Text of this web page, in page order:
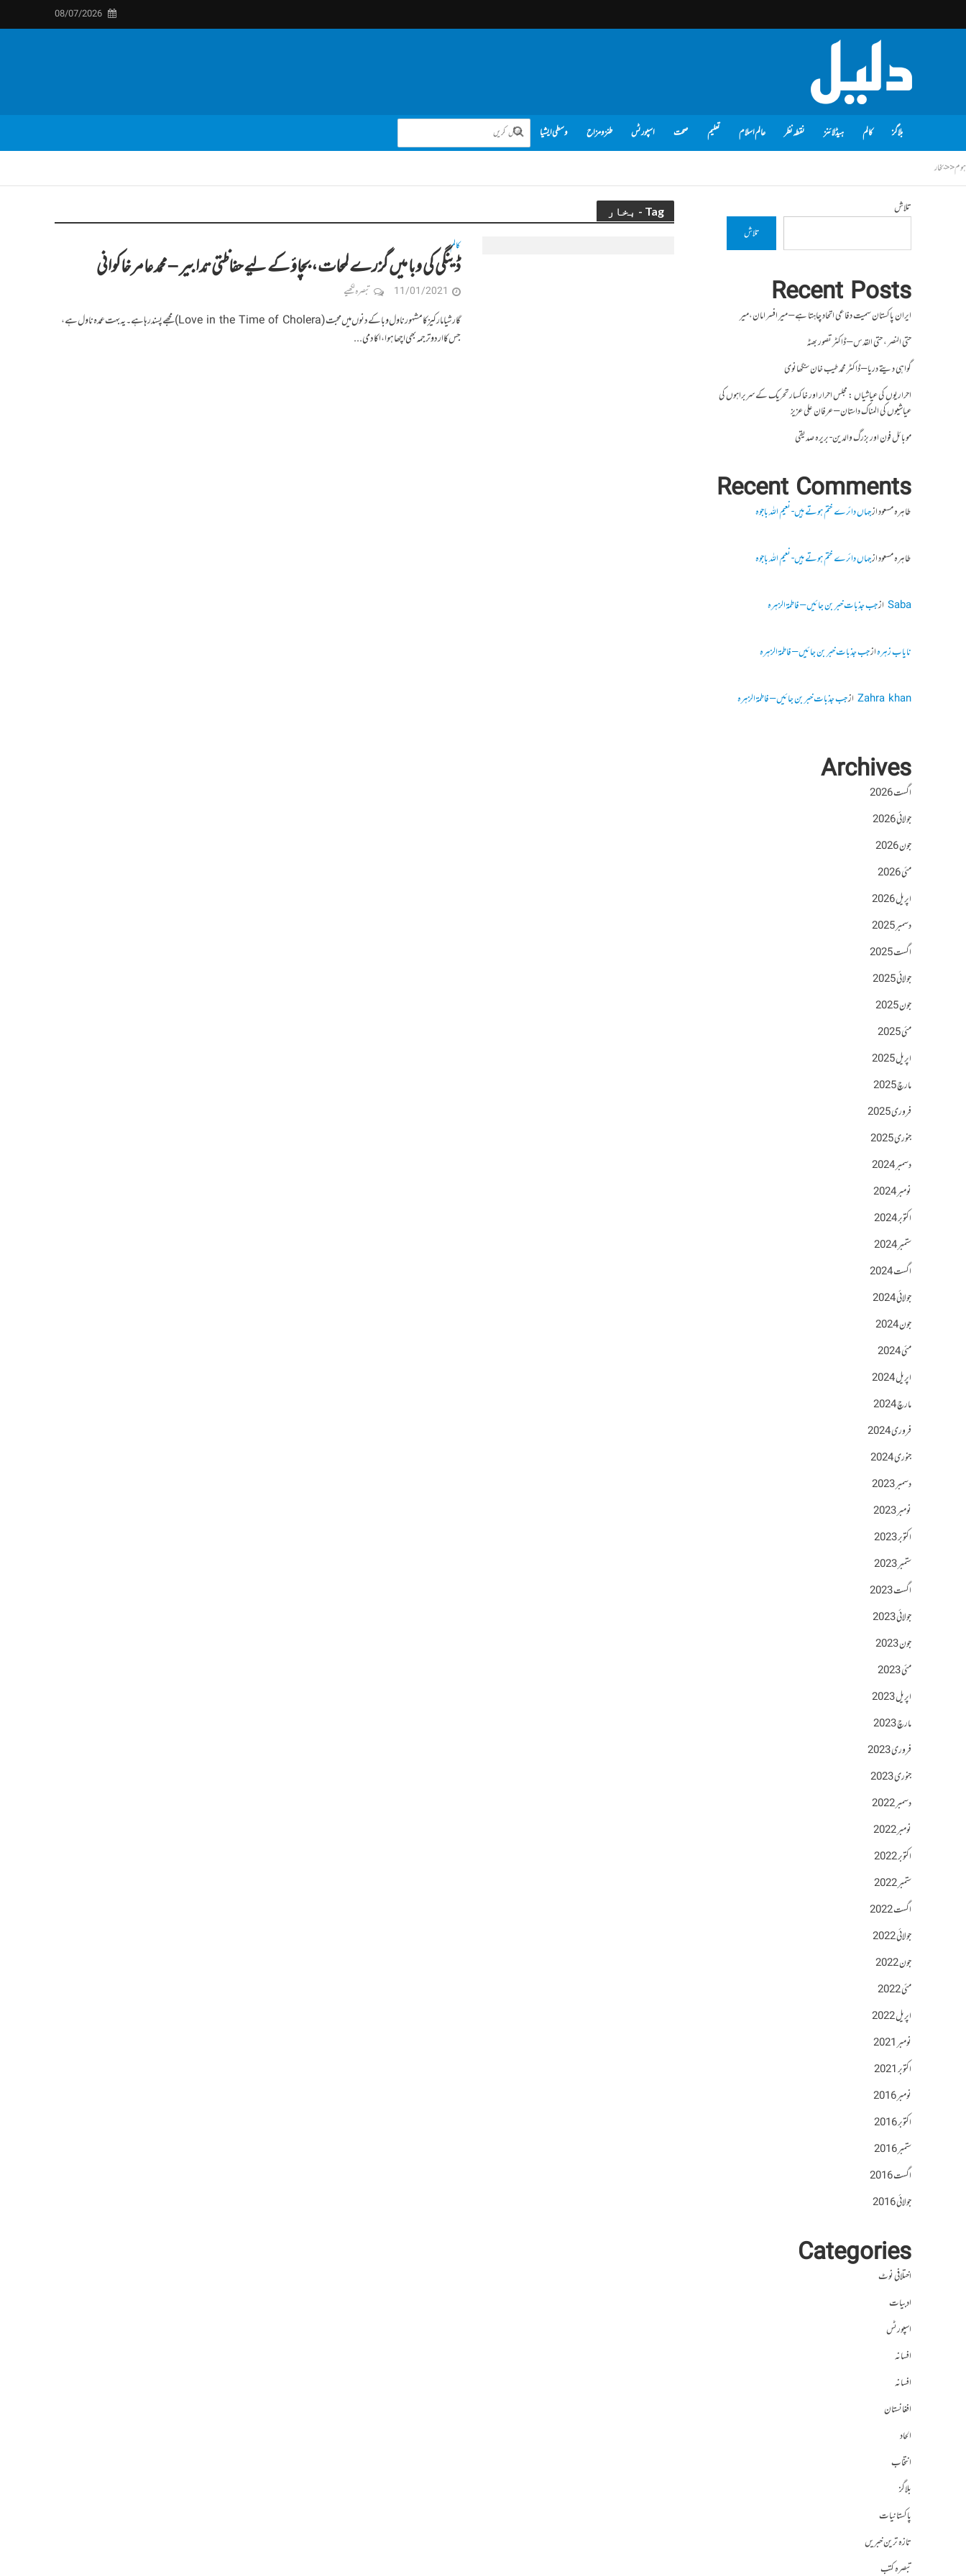
08/07/2026
بلاگز کالم ہیڈلائنز نقطہ نظر عالم اسلام تعلیم صحت اسپورٹس طنز و مزاح وسطی ایشیا
ہوم<<بخار
Tag - بخار
کالم
ڈینگی کی وبا میں گزرے لمحات، بچاؤ کے لیے حفاظتی تدابیر – محمد عامر خاکوانی
11/01/2021 تبصرہ لکھیے
گارشیا مارکیز کا مشہور ناول وبا کے دنوں میں محبت (Love in the Time of Cholera)مجھے پسند رہا ہے۔ یہ بہت عمدہ ناول ہے،
جس کا اردو ترجمہ بھی اچھا ہوا، اکادمی...
تلاش
تلاش
Recent Posts
ایران پاکستان سمیت دفاعی اتحاد چاہتا ہے – میر افسر امان،میر
حتی النصر ، حتی القدس – ڈاکٹر تصور بھٹہ
گواہی دیتے دریا – ڈاکٹر محمد طیب خان سنگھانوی
احراریوں کی عیاشیاں : مجلس احرار اور خاکسار تحریک کے سربراہوں کی
عیاشیوں کی المناک داستان – عرفان علی عزیز
موبائل فون اور بزرگ والدین- بریرہ صدیقی
Recent Comments
طاہرہ مسعودازجہاں دائرے ختم ہوتے ہیں- نعیم اللہ باجوہ
طاہرہ مسعودازجہاں دائرے ختم ہوتے ہیں- نعیم اللہ باجوہ
Sabaازجب جذبات خبر بن جائیں – فاطمۃالزہرہ
نایاب زہرہازجب جذبات خبر بن جائیں – فاطمۃالزہرہ
Zahra khanازجب جذبات خبر بن جائیں – فاطمۃالزہرہ
Archives
اگست 2026
جولائی 2026
جون 2026
مئی 2026
اپریل 2026
دسمبر 2025
اگست 2025
جولائی 2025
جون 2025
مئی 2025
اپریل 2025
مارچ 2025
فروری 2025
جنوری 2025
دسمبر 2024
نومبر 2024
اکتوبر 2024
ستمبر 2024
اگست 2024
جولائی 2024
جون 2024
مئی 2024
اپریل 2024
مارچ 2024
فروری 2024
جنوری 2024
دسمبر 2023
نومبر 2023
اکتوبر 2023
ستمبر 2023
اگست 2023
جولائی 2023
جون 2023
مئی 2023
اپریل 2023
مارچ 2023
فروری 2023
جنوری 2023
دسمبر 2022
نومبر 2022
اکتوبر 2022
ستمبر 2022
اگست 2022
جولائی 2022
جون 2022
مئی 2022
اپریل 2022
نومبر 2021
اکتوبر 2021
نومبر 2016
اکتوبر 2016
ستمبر 2016
اگست 2016
جولائی 2016
Categories
اختلافی نوٹ
ادبیات
اسپورٹس
افسانہ
افسانہ
افغانستان
الحاد
انتخاب
بلاگز
پاکستانیات
تازہ ترین خبریں
تبصرہ کتب